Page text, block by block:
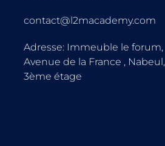
contact@l2macademy.com
Adresse: Immeuble le forum,
Avenue de la France , Nabeul,
3ème étage